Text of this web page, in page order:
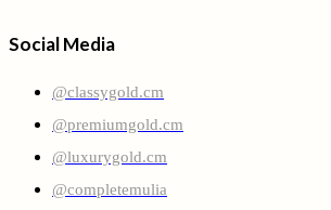
Social Media
@classygold.cm
@premiumgold.cm
@luxurygold.cm
@completemulia